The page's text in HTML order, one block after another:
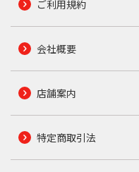
ご利用規約
会社概要
店舗案内
特定商取引法